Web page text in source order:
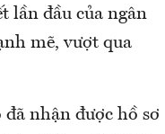
lần đầu của ngân
mẽ, vượt qua
nhận được hồ sơ